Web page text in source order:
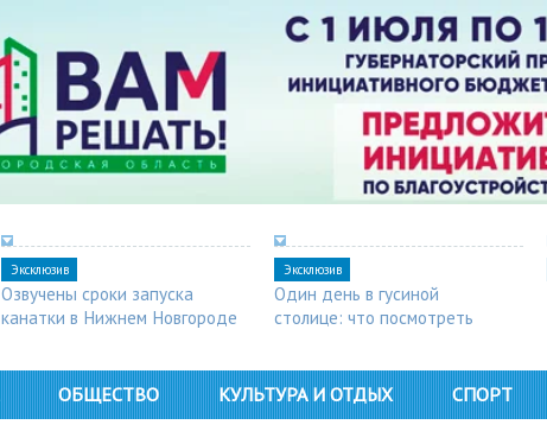
Эксклюзив
Озвучены сроки запуска
канатки в Нижнем Новгороде
Эксклюзив
Один день в гусиной
столице: что посмотреть
ОБЩЕСТВО КУЛЬТУРА И ОТДЫХ СПОРТ